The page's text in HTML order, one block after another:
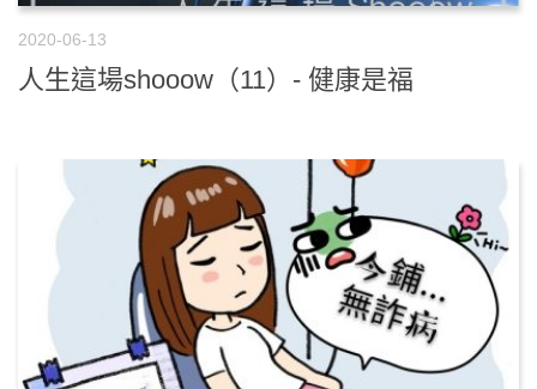
2020-06-13
人生這場shooow（11）- 健康是福